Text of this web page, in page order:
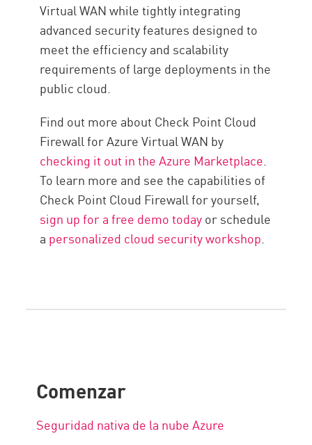
Virtual WAN while tightly integrating
advanced security features designed to
meet the efficiency and scalability
requirements of large deployments in the
public cloud.
Find out more about Check Point Cloud
Firewall for Azure Virtual WAN by
checking it out in the Azure Marketplace.
To learn more and see the capabilities of
Check Point Cloud Firewall for yourself,
sign up for a free demo todayor schedule
a personalized cloud security workshop.
Comenzar
Seguridad nativa de la nube Azure